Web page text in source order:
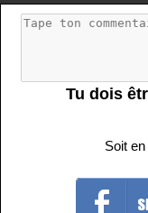
Tu dois
Soit